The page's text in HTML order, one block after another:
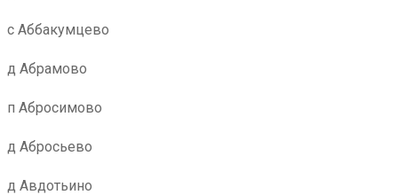
с Аббакумцево
д Абрамово
п Абросимово
д Абросьево
д Авдотьино